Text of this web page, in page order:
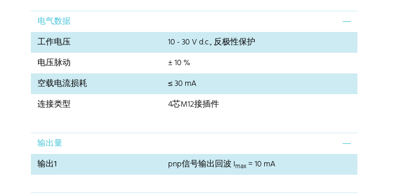
电气数据
工作电压
10 - 30 V d.c., 反极性保护
电压脉动
± 10 %
空载电流损耗
≤ 30 mA
连接类型
4芯M12接插件
输出量
输出1
pnp信号输出回波 Imax= 10 mA